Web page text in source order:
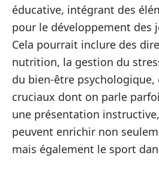
éducative, intégrant des
pour le développement des
Cela pourrait inclure des
nutrition, la gestion du
du bien-être psychologique,
cruciaux dont on parle
une présentation
peuvent enrichir non
mais également le sport